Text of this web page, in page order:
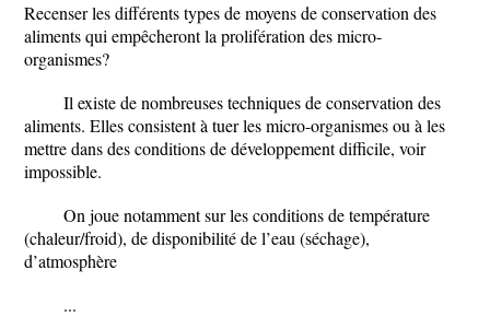
Recenser les différents types de moyens de conservation des
aliments qui empêcheront la prolifération des micro-
organismes?
Il existe de nombreuses techniques de conservation des
aliments. Elles consistent à tuer les micro-organismes ou à les
mettre dans des conditions de développement difficile, voir
impossible.
On joue notamment sur les conditions de température
(chaleur/froid), de disponibilité de l’eau (séchage),
d’atmosphère
...